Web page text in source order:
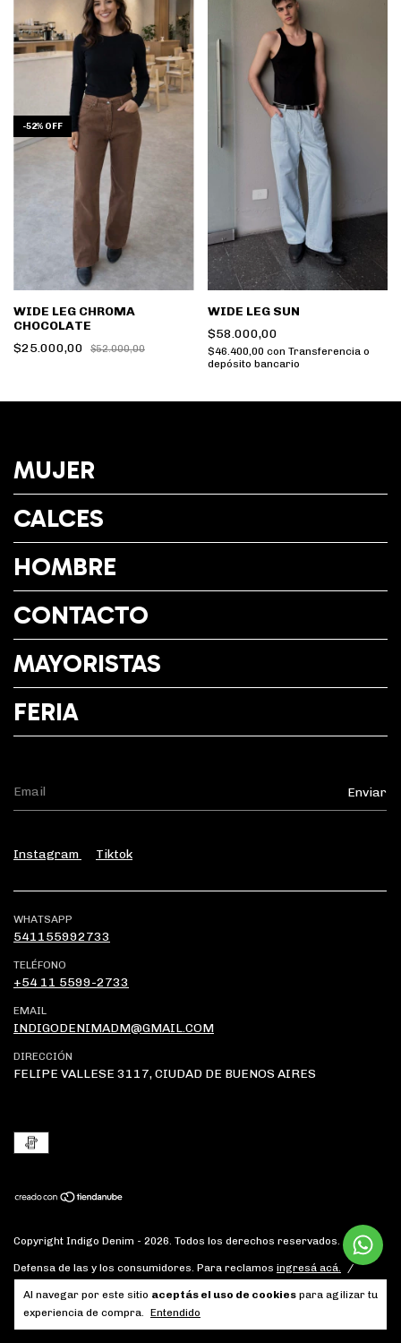
Al navegar por este sitio aceptás el uso de cookies para agilizar tu
experiencia de compra. Entendido
-52% OFF
WIDE LEG CHROMA
CHOCOLATE
$25.000,00
$52.000,00
WIDE LEG SUN
$58.000,00
$46.400,00 con Transferencia o
depósito bancario
MUJER
CALCES
HOMBRE
CONTACTO
MAYORISTAS
FERIA
Instagram Tiktok
WHATSAPP
541155992733
TELÉFONO
+54 11 5599-2733
EMAIL
INDIGODENIMADM@GMAIL.COM
DIRECCIÓN
FELIPE VALLESE 3117, CIUDAD DE BUENOS AIRES
Copyright Indigo Denim - 2026. Todos los derechos reservados.
Defensa de las y los consumidores. Para reclamos ingresá acá.
/